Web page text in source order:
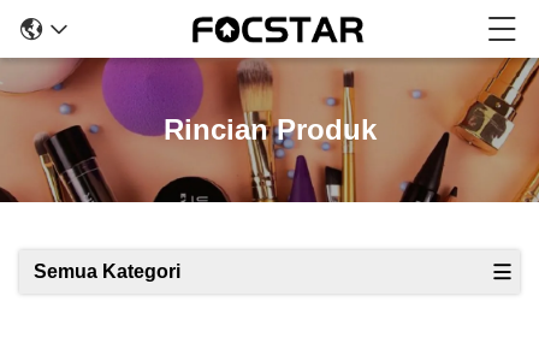
Rincian Produk
Semua Kategori